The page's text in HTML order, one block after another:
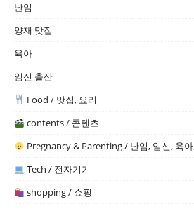
난임
양재 맛집
육아
임신 출산
Food / 맛집, 요리
contents / 콘텐츠
Pregnancy & Parenting / 난임, 임신, 육아
Tech / 전자기기
shopping / 쇼핑